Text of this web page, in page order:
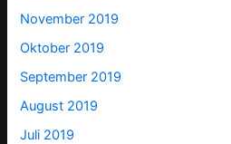
November 2019
Oktober 2019
September 2019
August 2019
Juli 2019